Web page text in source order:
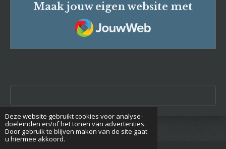
Deze website gebruikt cookies voor analyse-
doeleinden en/of het tonen van advertenties.
Door gebruik te blijven maken van de site gaat
u hiermee akkoord.
Maak jouw eigen website met
JouwWeb